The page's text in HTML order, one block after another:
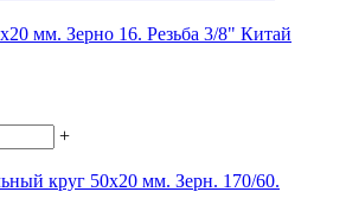
мм. Зерно 16. Резьба 3/8" Китай
+